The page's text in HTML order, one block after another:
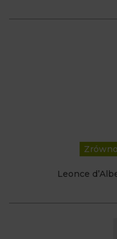
Leonce